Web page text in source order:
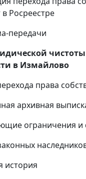
Росреестре
передачи
в Измайлово
права
архивная
ограничения и
история